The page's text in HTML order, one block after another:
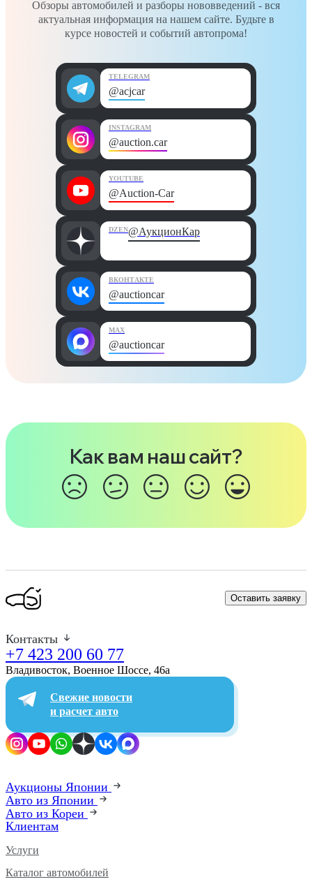
Обзоры автомобилей и разборы нововведений - вся
актуальная информация на нашем сайте. Будьте в
курсе новостей и событий автопрома!
TELEGRAM
@acjcar
INSTAGRAM
@auction.car
YOUTUBE
@Auction-Car
DZEN@АукционКар
ВКОНТАКТЕ
@auctioncar
MAX
@auctioncar
Как вам наш сайт?
Оставить заявку
Контакты
+7 423 200 60 77
Владивосток, Военное Шоссе, 46а​
Свежие новости
и расчет авто
Аукционы Японии
Авто из Японии
Авто из Кореи
Клиентам
Услуги
Каталог автомобилей